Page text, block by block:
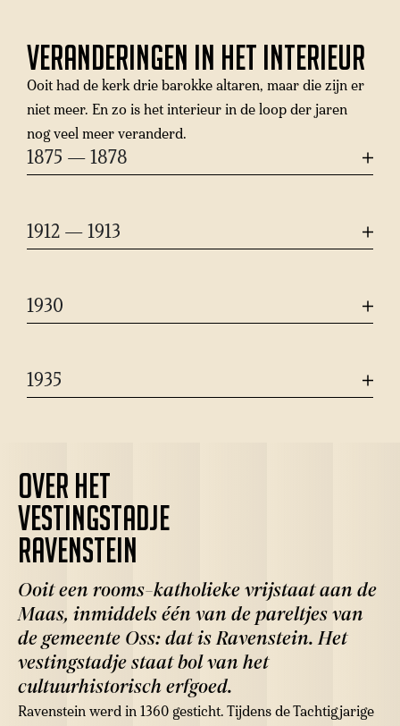
Veranderingen in het interieur
Ooit had de kerk drie barokke altaren, maar die zijn er
niet meer. En zo is het interieur in de loop der jaren
nog veel meer veranderd.
1875 — 1878
1912 — 1913
1930
1935
Over het
vestingstadje
Ravenstein
Ooit een rooms-katholieke vrijstaat aan de
Maas, inmiddels één van de pareltjes van
de gemeente Oss: dat is Ravenstein. Het
vestingstadje staat bol van het
cultuurhistorisch erfgoed.
Ravenstein werd in 1360 gesticht. Tijdens de Tachtigjarige